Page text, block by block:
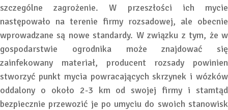
szczególne zagrożenie. W przeszłości ich mycie
następowało na terenie firmy rozsadowej, ale obecnie
wprowadzane są nowe standardy. W związku z tym, że w
gospodarstwie ogrodnika może znajdować się
zainfekowany materiał, producent rozsady powinien
stworzyć punkt mycia powracających skrzynek i wózków
oddalony o około 2-3 km od swojej firmy i stamtąd
bezpiecznie przewozić je po umyciu do swoich stanowisk